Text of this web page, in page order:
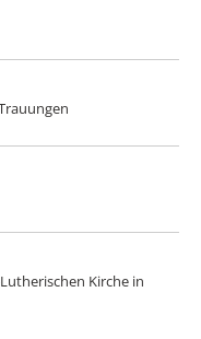
Kirche in